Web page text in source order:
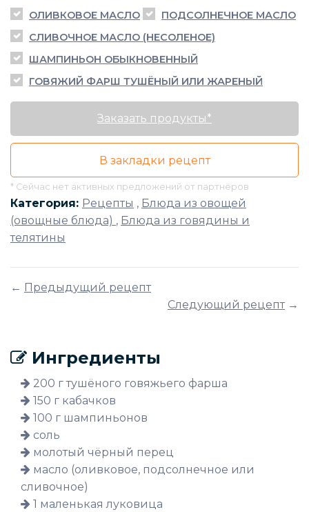
ОЛИВКОВОЕ МАСЛО
ПОДСОЛНЕЧНОЕ МАСЛО
СЛИВОЧНОЕ МАСЛО (НЕСОЛЕНОЕ)
ШАМПИНЬОН ОБЫКНОВЕННЫЙ
ГОВЯЖИЙ ФАРШ ТУШЁНЫЙ ИЛИ ЖАРЕНЫЙ
Заказать продукты*
В закладки рецепт
* Сейчас нет активных предложений от партнёров
Категория: Рецепты , Блюда из овощей
(овощные блюда) , Блюда из говядины и
телятины
← Предыдущий рецепт
Следующий рецепт→
Ингредиенты
200 г тушёного говяжьего фарша
150 г кабачков
100 г шампиньонов
соль
молотый чёрный перец
масло (оливковое, подсолнечное или
сливочное)
1 маленькая луковица